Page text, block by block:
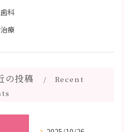
科
療
の投稿
Recent